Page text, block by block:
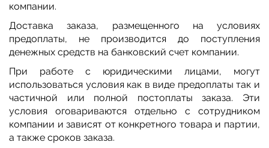
компании.
Доставка заказа, размещенного на условиях
предоплаты, не производится до поступления
денежных средств на банковский счет компании.
При работе с юридическими лицами, могут
использоваться условия как в виде предоплаты так и
частичной или полной постоплаты заказа. Эти
условия оговариваются отдельно с сотрудником
компании и зависят от конкретного товара и партии,
а также сроков заказа.